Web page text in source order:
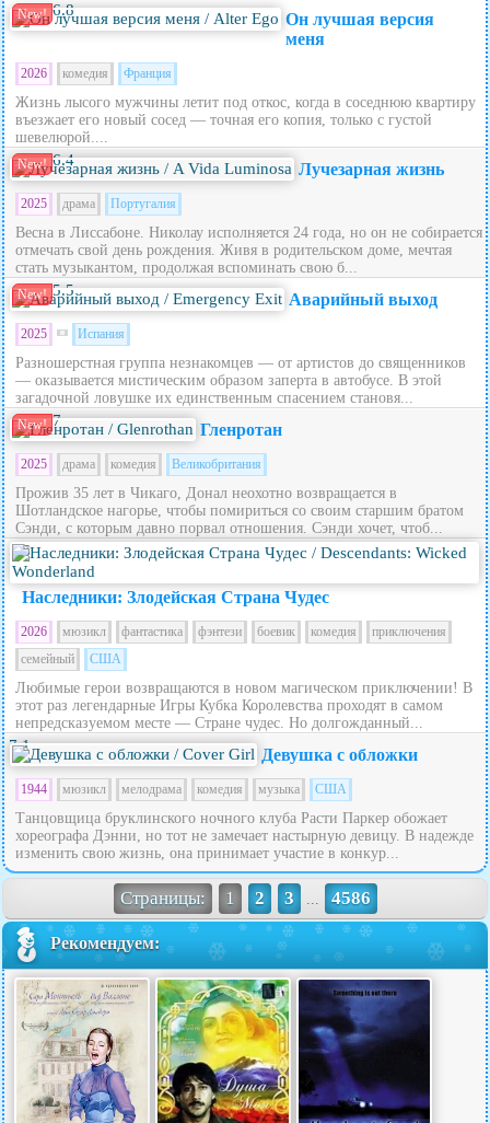
New! 6.8
Он лучшая версия
меня
2026 комедия Франция
Жизнь лысого мужчины летит под откос, когда в соседнюю квартиру
въезжает его новый сосед — точная его копия, только с густой
шевелюрой....
New! 6.4 Лучезарная жизнь
2025 драма Португалия
Весна в Лиссабоне. Николау исполняется 24 года, но он не собирается
отмечать свой день рождения. Живя в родительском доме, мечтая
стать музыкантом, продолжая вспоминать свою б...
New! 5.5 Аварийный выход
2025 Испания
Разношерстная группа незнакомцев — от артистов до священников
— оказывается мистическим образом заперта в автобусе. В этой
загадочной ловушке их единственным спасением становя...
New! 7 Гленротан
2025 драма комедия Великобритания
Прожив 35 лет в Чикаго, Донал неохотно возвращается в
Шотландское нагорье, чтобы помириться со своим старшим братом
Сэнди, с которым давно порвал отношения. Сэнди хочет, чтоб...
5.6
Наследники: Злодейская Страна Чудес
2026 мюзикл фантастика фэнтези боевик комедия
приключения
семейный
США
Любимые герои возвращаются в новом магическом приключении! В
этот раз легендарные Игры Кубка Королевства проходят в самом
непредсказуемом месте — Стране чудес. Но долгожданный...
7.1 Девушка с обложки
1944 мюзикл мелодрама комедия музыка США
Танцовщица бруклинского ночного клуба Расти Паркер обожает
хореографа Дэнни, но тот не замечает настырную девицу. В надежде
изменить свою жизнь, она принимает участие в конкур...
Страницы: 1 2 3 ... 4586
Рекомендуем: